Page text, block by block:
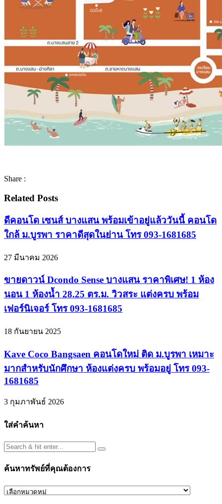
Share :
Related Posts
ดีคอนโด เซนส์ บางแสน พร้อมเข้าอยู่แล้ววันนี้ คอนโด
ใกล้ ม.บูรพา ราคาดีสุดในย่าน โทร 093-1681685
27 มีนาคม 2026
ขายดาวน์ Dcondo Sense บางแสน ราคาพิเศษ! 1 ห้อง
นอน 1 ห้องน้ำ 28.25 ตร.ม. วิวสระ แต่งครบ พร้อม
เฟอร์นิเจอร์ โทร 093-1681685
18 กันยายน 2025
Kave Coco Bangsaen คอนโดใหม่ ติด ม.บูรพา เหมาะ
มากสำหรับนักศึกษา ห้องแต่งครบ พร้อมอยู่ โทร 093-
1681685
3 กุมภาพันธ์ 2026
ใส่คำค้นหา
ค้นหาทรัพย์ที่คุณต้องการ
ค้นหา